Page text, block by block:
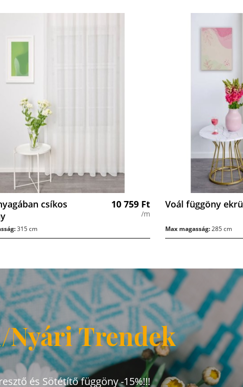
csíkos
10 759 Ft
/m
315 cm
Voál függöny ekrü
Max magasság:285 cm
Nyári Trendek
és Sötétítő függöny -15%!!!